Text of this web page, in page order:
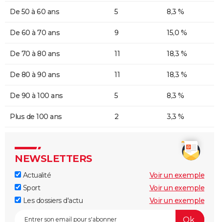
De 50 à 60 ans 5 8,3 %
De 60 à 70 ans 9 15,0 %
De 70 à 80 ans 11 18,3 %
De 80 à 90 ans 11 18,3 %
De 90 à 100 ans 5 8,3 %
Plus de 100 ans 2 3,3 %
NEWSLETTERS
Actualité
Voir un exemple
Sport
Voir un exemple
Les dossiers d'actu
Voir un exemple